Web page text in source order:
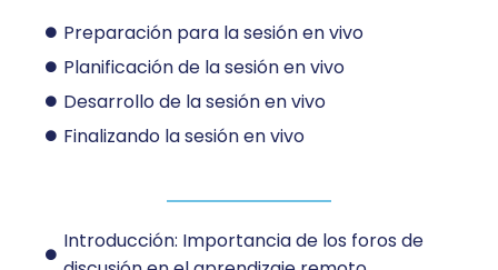
Preparación para la sesión en vivo
Planificación de la sesión en vivo
Desarrollo de la sesión en vivo
Finalizando la sesión en vivo
Introducción: Importancia de los foros de